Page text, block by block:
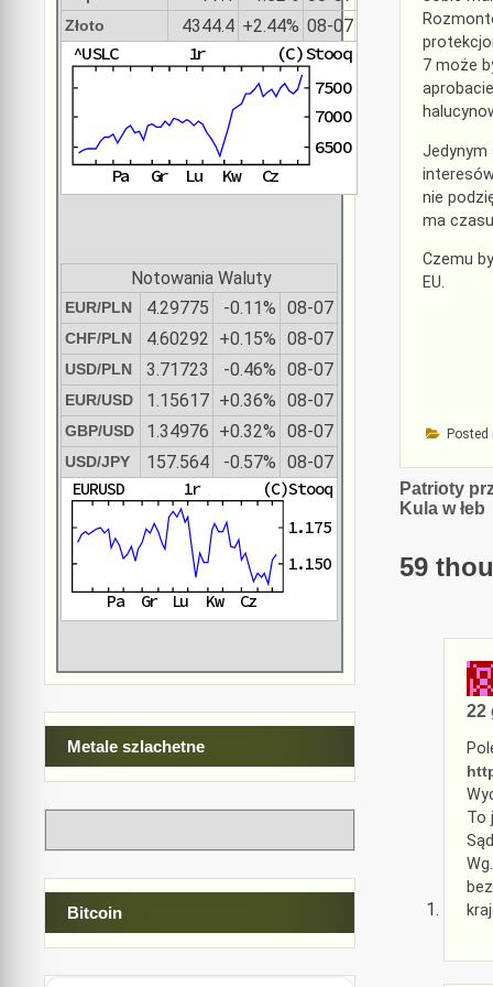
7 może
Jedynym
nie
ma
Czemu
EU.
wpisu
Patrioty
Kula w łeb
59
22
To
Złoto 4344.4 +2.44% 08-07
Notowania Waluty
EUR/PLN 4.29775 -0.11% 08-07
CHF/PLN 4.60292 +0.15% 08-07
USD/PLN 3.71723 -0.46% 08-07
EUR/USD 1.15617 +0.36% 08-07
GBP/USD 1.34976 +0.32% 08-07
USD/JPY 157.564 -0.57% 08-07
Metale szlachetne
Bitcoin